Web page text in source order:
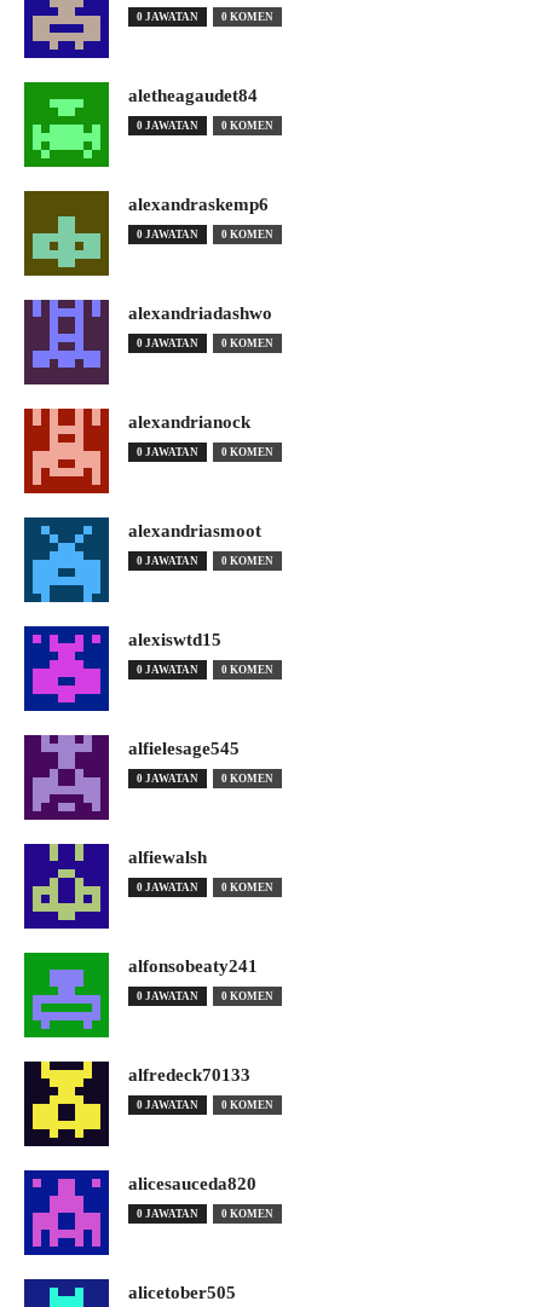
0 JAWATAN 0 KOMEN
aletheagaudet84
0 JAWATAN 0 KOMEN
alexandraskemp6
0 JAWATAN 0 KOMEN
alexandriadashwo
0 JAWATAN 0 KOMEN
alexandrianock
0 JAWATAN 0 KOMEN
alexandriasmoot
0 JAWATAN 0 KOMEN
alexiswtd15
0 JAWATAN 0 KOMEN
alfielesage545
0 JAWATAN 0 KOMEN
alfiewalsh
0 JAWATAN 0 KOMEN
alfonsobeaty241
0 JAWATAN 0 KOMEN
alfredeck70133
0 JAWATAN 0 KOMEN
alicesauceda820
0 JAWATAN 0 KOMEN
alicetober505